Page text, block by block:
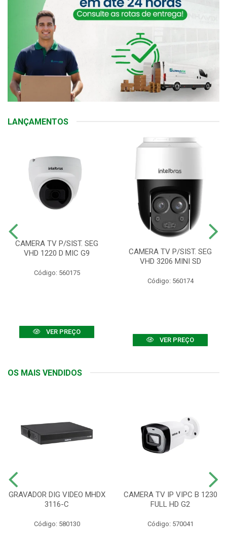
LANÇAMENTOS
CAMERA TV P/SIST. SEG
VHD 1220 D MIC G9
Código: 560175
VER PREÇO
CAMERA TV P/SIST. SEG
VHD 3206 MINI SD
Código: 560174
VER PREÇO
OS MAIS VENDIDOS
GRAVADOR DIG VIDEO MHDX
3116-C
Código: 580130
CAMERA TV IP VIPC B 1230
FULL HD G2
Código: 570041